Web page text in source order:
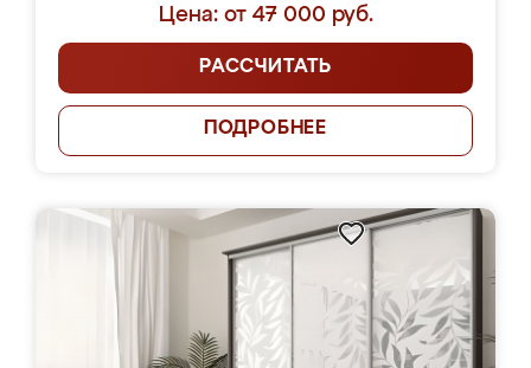
Цена: от 47 000 руб.
РАССЧИТАТЬ
ПОДРОБНЕЕ